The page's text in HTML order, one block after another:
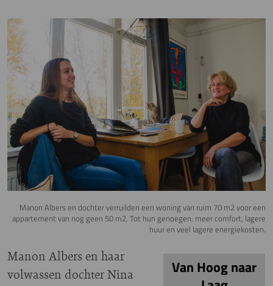
Manon Albers en dochter verruilden een woning van ruim 70 m2 voor een
appartement van nog geen 50 m2. Tot hun genoegen: meer comfort, lagere
huur en veel lagere energiekosten.
Van Hoog naar
Manon Albers en haar
volwassen dochter Nina